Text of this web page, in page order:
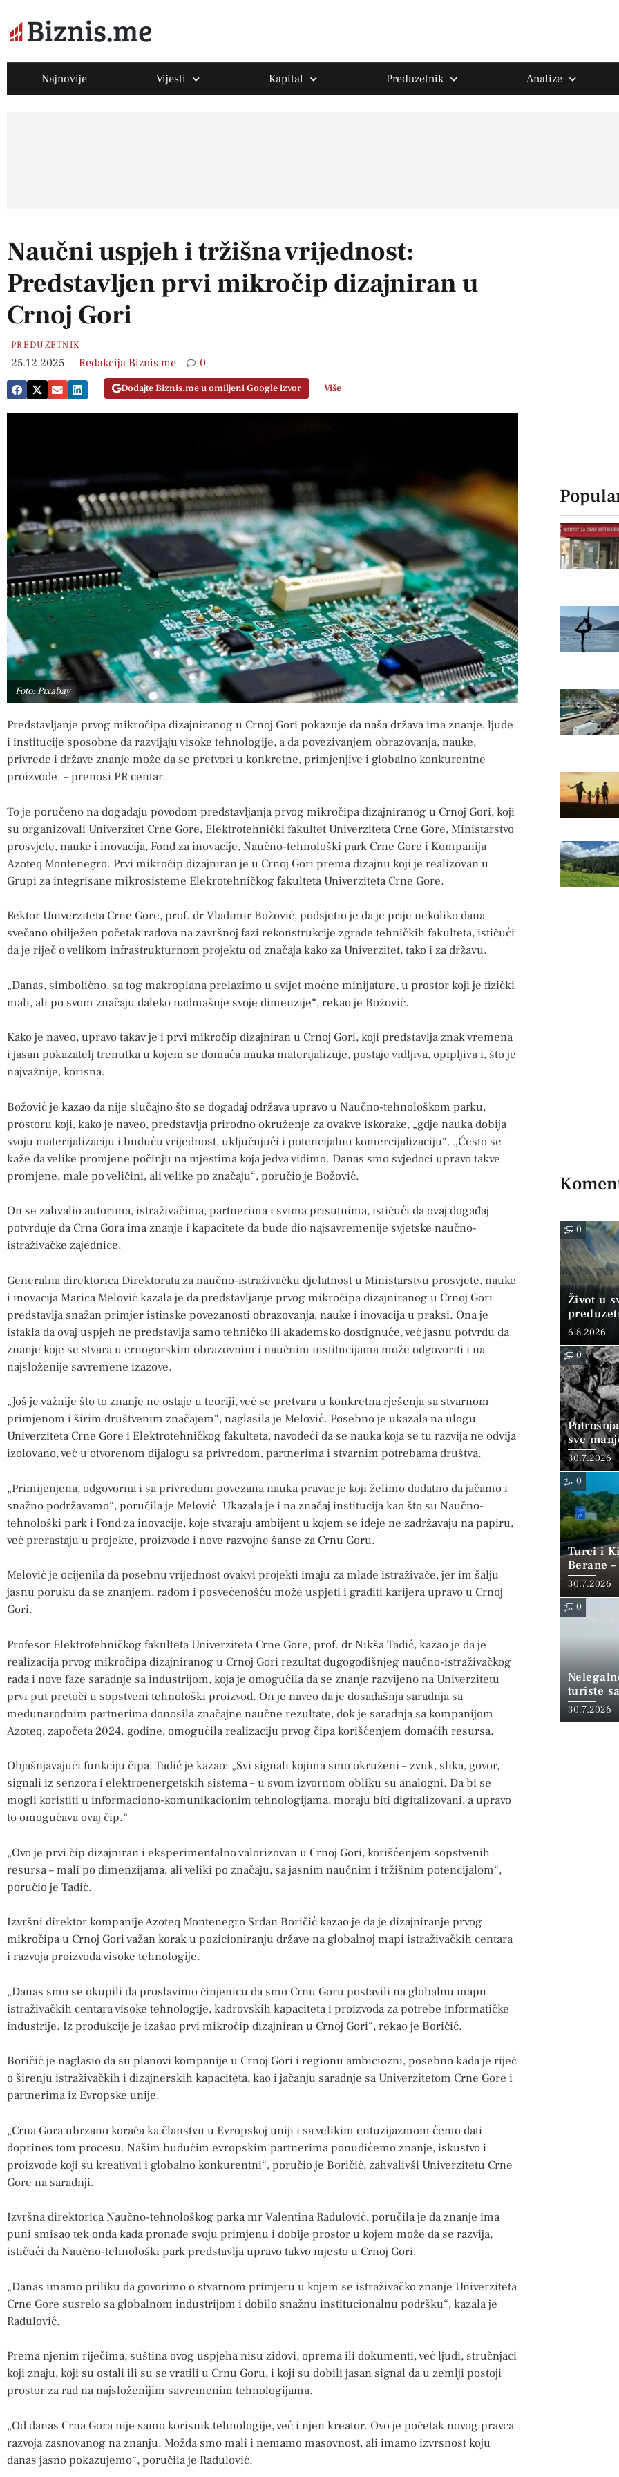
Najnovije Vijesti Kapital Preduzetnik Analize
Naučni uspjeh i tržišna vrijednost:
Predstavljen prvi mikročip dizajniran u
Crnoj Gori
PREDUZETNIK
25.12.2025 Redakcija Biznis.me 0
Dodajte Biznis.me u omiljeni Google izvor Više
Foto: Pixabay
Predstavljanje prvog mikročipa dizajniranog u Crnoj Gori pokazuje da naša država ima znanje, ljude
i institucije sposobne da razvijaju visoke tehnologije, a da povezivanjem obrazovanja, nauke,
privrede i države znanje može da se pretvori u konkretne, primjenjive i globalno konkurentne
proizvode. – prenosi PR centar.
To je poručeno na događaju povodom predstavljanja prvog mikročipa dizajniranog u Crnoj Gori, koji
su organizovali Univerzitet Crne Gore, Elektrotehnički fakultet Univerziteta Crne Gore, Ministarstvo
prosvjete, nauke i inovacija, Fond za inovacije, Naučno-tehnološki park Crne Gore i Kompanija
Azoteq Montenegro. Prvi mikročip dizajniran je u Crnoj Gori prema dizajnu koji je realizovan u
Grupi za integrisane mikrosisteme Elekrotehničkog fakulteta Univerziteta Crne Gore.
Rektor Univerziteta Crne Gore, prof. dr Vladimir Božović, podsjetio je da je prije nekoliko dana
svečano obilježen početak radova na završnoj fazi rekonstrukcije zgrade tehničkih fakulteta, ističući
da je riječ o velikom infrastrukturnom projektu od značaja kako za Univerzitet, tako i za državu.
„Danas, simbolično, sa tog makroplana prelazimo u svijet moćne minijature, u prostor koji je fizički
mali, ali po svom značaju daleko nadmašuje svoje dimenzije“, rekao je Božović.
Kako je naveo, upravo takav je i prvi mikročip dizajniran u Crnoj Gori, koji predstavlja znak vremena
i jasan pokazatelj trenutka u kojem se domaća nauka materijalizuje, postaje vidljiva, opipljiva i, što je
najvažnije, korisna.
Božović je kazao da nije slučajno što se događaj održava upravo u Naučno-tehnološkom parku,
prostoru koji, kako je naveo, predstavlja prirodno okruženje za ovakve iskorake, „gdje nauka dobija
svoju materijalizaciju i buduću vrijednost, uključujući i potencijalnu komercijalizaciju“. „Često se
kaže da velike promjene počinju na mjestima koja jedva vidimo. Danas smo svjedoci upravo takve
promjene, male po veličini, ali velike po značaju“, poručio je Božović.
On se zahvalio autorima, istraživačima, partnerima i svima prisutnima, ističući da ovaj događaj
potvrđuje da Crna Gora ima znanje i kapacitete da bude dio najsavremenije svjetske naučno-
istraživačke zajednice.
Generalna direktorica Direktorata za naučno-istraživačku djelatnost u Ministarstvu prosvjete, nauke
i inovacija Marica Melović kazala je da predstavljanje prvog mikročipa dizajniranog u Crnoj Gori
predstavlja snažan primjer istinske povezanosti obrazovanja, nauke i inovacija u praksi. Ona je
istakla da ovaj uspjeh ne predstavlja samo tehničko ili akademsko dostignuće, već jasnu potvrdu da
znanje koje se stvara u crnogorskim obrazovnim i naučnim institucijama može odgovoriti i na
najsloženije savremene izazove.
„Još je važnije što to znanje ne ostaje u teoriji, već se pretvara u konkretna rješenja sa stvarnom
primjenom i širim društvenim značajem“, naglasila je Melović. Posebno je ukazala na ulogu
Univerziteta Crne Gore i Elektrotehničkog fakulteta, navodeći da se nauka koja se tu razvija ne odvija
izolovano, već u otvorenom dijalogu sa privredom, partnerima i stvarnim potrebama društva.
„Primijenjena, odgovorna i sa privredom povezana nauka pravac je koji želimo dodatno da jačamo i
snažno podržavamo“, poručila je Melović. Ukazala je i na značaj institucija kao što su Naučno-
tehnološki park i Fond za inovacije, koje stvaraju ambijent u kojem se ideje ne zadržavaju na papiru,
već prerastaju u projekte, proizvode i nove razvojne šanse za Crnu Goru.
Melović je ocijenila da posebnu vrijednost ovakvi projekti imaju za mlade istraživače, jer im šalju
jasnu poruku da se znanjem, radom i posvećenošću može uspjeti i graditi karijera upravo u Crnoj
Gori.
Profesor Elektrotehničkog fakulteta Univerziteta Crne Gore, prof. dr Nikša Tadić, kazao je da je
realizacija prvog mikročipa dizajniranog u Crnoj Gori rezultat dugogodišnjeg naučno-istraživačkog
rada i nove faze saradnje sa industrijom, koja je omogućila da se znanje razvijeno na Univerzitetu
prvi put pretoči u sopstveni tehnološki proizvod. On je naveo da je dosadašnja saradnja sa
međunarodnim partnerima donosila značajne naučne rezultate, dok je saradnja sa kompanijom
Azoteq, započeta 2024. godine, omogućila realizaciju prvog čipa korišćenjem domaćih resursa.
Objašnjavajući funkciju čipa, Tadić je kazao: „Svi signali kojima smo okruženi – zvuk, slika, govor,
signali iz senzora i elektroenergetskih sistema – u svom izvornom obliku su analogni. Da bi se
mogli koristiti u informaciono-komunikacionim tehnologijama, moraju biti digitalizovani, a upravo
to omogućava ovaj čip.“
„Ovo je prvi čip dizajniran i eksperimentalno valorizovan u Crnoj Gori, korišćenjem sopstvenih
resursa – mali po dimenzijama, ali veliki po značaju, sa jasnim naučnim i tržišnim potencijalom“,
poručio je Tadić.
Izvršni direktor kompanije Azoteq Montenegro Srđan Boričić kazao je da je dizajniranje prvog
mikročipa u Crnoj Gori važan korak u pozicioniranju države na globalnoj mapi istraživačkih centara
i razvoja proizvoda visoke tehnologije.
„Danas smo se okupili da proslavimo činjenicu da smo Crnu Goru postavili na globalnu mapu
istraživačkih centara visoke tehnologije, kadrovskih kapaciteta i proizvoda za potrebe informatičke
industrije. Iz produkcije je izašao prvi mikročip dizajniran u Crnoj Gori“, rekao je Boričić.
Boričić je naglasio da su planovi kompanije u Crnoj Gori i regionu ambiciozni, posebno kada je riječ
o širenju istraživačkih i dizajnerskih kapaciteta, kao i jačanju saradnje sa Univerzitetom Crne Gore i
partnerima iz Evropske unije.
„Crna Gora ubrzano korača ka članstvu u Evropskoj uniji i sa velikim entuzijazmom ćemo dati
doprinos tom procesu. Našim budućim evropskim partnerima ponudićemo znanje, iskustvo i
proizvode koji su kreativni i globalno konkurentni“, poručio je Boričić, zahvalivši Univerzitetu Crne
Gore na saradnji.
Izvršna direktorica Naučno-tehnološkog parka mr Valentina Radulović, poručila je da znanje ima
puni smisao tek onda kada pronađe svoju primjenu i dobije prostor u kojem može da se razvija,
ističući da Naučno-tehnološki park predstavlja upravo takvo mjesto u Crnoj Gori.
„Danas imamo priliku da govorimo o stvarnom primjeru u kojem se istraživačko znanje Univerziteta
Crne Gore susrelo sa globalnom industrijom i dobilo snažnu institucionalnu podršku“, kazala je
Radulović.
Prema njenim riječima, suština ovog uspjeha nisu zidovi, oprema ili dokumenti, već ljudi, stručnjaci
koji znaju, koji su ostali ili su se vratili u Crnu Goru, i koji su dobili jasan signal da u zemlji postoji
prostor za rad na najsloženijim savremenim tehnologijama.
„Od danas Crna Gora nije samo korisnik tehnologije, već i njen kreator. Ovo je početak novog pravca
razvoja zasnovanog na znanju. Možda smo mali i nemamo masovnost, ali imamo izvrsnost koju
danas jasno pokazujemo“, poručila je Radulović.
0
Život u
miliona
6.8.2026
0
sve
više za
30.7.2026
0
Turci i
Berane
30.7.2026
0
turiste
stigne
30.7.2026